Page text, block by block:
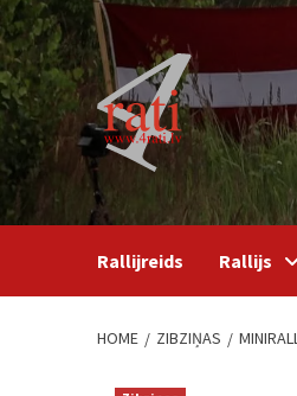
Skip
to
content
Rallijreids Rallijs
HOME ZIBZIŅAS